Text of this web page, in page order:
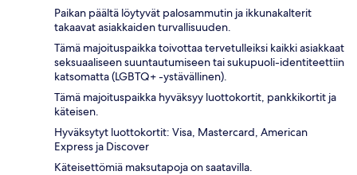
Paikan päältä löytyvät palosammutin ja ikkunakalterit
takaavat asiakkaiden turvallisuuden.
Tämä majoituspaikka toivottaa tervetulleiksi kaikki asiakkaat
seksuaaliseen suuntautumiseen tai sukupuoli-identiteettiin
katsomatta (LGBTQ+ -ystävällinen).
Tämä majoituspaikka hyväksyy luottokortit, pankkikortit ja
käteisen.
Hyväksytyt luottokortit: Visa, Mastercard, American
Express ja Discover
Käteisettömiä maksutapoja on saatavilla.